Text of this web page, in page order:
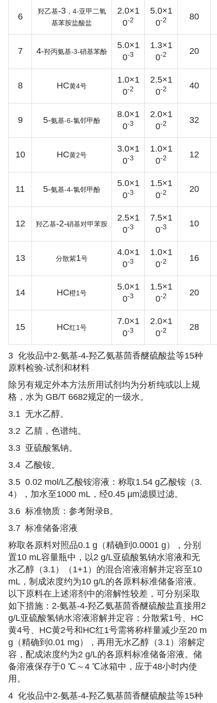
6
羟乙基-3， 4-亚甲二氧
基苯胺盐酸盐
2.0×1
0-2
5.0×1
0-2 80
7 4-羟丙氨基-3-硝基苯酚
5.0×1
0-3
1.3×1
0-2 20
8 HC黄4号
1.0×1
0-2
2.5×1
0-2 40
9 5-氨基-6-氯邻甲酚
8.0×1
0-3
2.0×1
0-2 32
10 HC黄2号
3.0×1
0-3
1.0×1
0-2 12
11 5-氨基-4-氯邻甲酚
5.0×1
0-3
1.5×1
0-2 20
12 羟乙基-2-硝基对甲苯胺
2.5×1
0-3
7.5×1
0-3 10
13 分散紫1号
4.0×1
0-3
1.0×1
0-2 16
14 HC橙1号
5.0×1
0-3
1.5×1
0-2 20
15 HC红1号
7.0×1
0-3
2.0×1
0-2 28
3化妆品中2-氨基-4-羟乙氨基茴香醚硫酸盐等15种
原料检验-试剂和材料
除另有规定外本方法所用试剂均为分析纯或以上规
格，水为 GB/T 6682规定的一级水。
3.1 无水乙醇。
3.2 乙腈，色谱纯。
3.3 亚硫酸氢钠。
3.4 乙酸铵。
3.5 0.02 mol/L乙酸铵溶液：称取1.54 g乙酸铵（3.
4），加水至1000 mL，经0.45 µm滤膜过滤。
3.6 标准物质：参考附录B。
3.7 标准储备溶液
称取各原料对照品0.1 g（精确到0.0001 g），分别
置10 mL容量瓶中，以2 g/L亚硫酸氢钠水溶液和无
水乙醇（3.1）（1+1）的混合溶液溶解并定容至10
mL，制成浓度约为10 g/L的各原料标准储备溶液。
以下原料在上述溶剂中的溶解性较差，可分别采取
如下措施：2-氨基-4-羟乙氨基茴香醚硫酸盐直接用2
g/L亚硫酸氢钠水溶液溶解并定容；分散紫1号、HC
黄4号、HC黄2号和HC红1号需将称样量减少至20 m
g（精确到0.01 mg），再用无水乙醇（3.1）溶解定
容，配成浓度约为2 g/L的各原料标准储备溶液。储
备溶液保存于0 ℃～4 ℃冰箱中，应于48小时内使
用。
4化妆品中2-氨基-4-羟乙氨基茴香醚硫酸盐等15种